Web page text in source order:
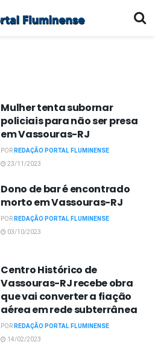
Mulher tenta subornar
policiais para não ser presa
em Vassouras-RJ
PORREDAÇÃO PORTAL FLUMINENSE
23/11/2023
Dono de bar é encontrado
morto em Vassouras-RJ
PORREDAÇÃO PORTAL FLUMINENSE
03/10/2023
Centro Histórico de
Vassouras-RJ recebe obra
que vai converter a fiação
aérea em rede subterrânea
PORREDAÇÃO PORTAL FLUMINENSE
14/02/2023